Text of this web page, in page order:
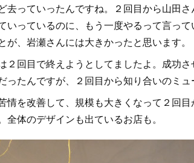
去っていったんですね。２回目から山田
いっているのに、もう一度やるって言っ
が、岩瀬さんには大きかったと思います。
回目で終えようとしてましたよ。成功
ったんですが、２回目から知り合いのミ
情を改善して、規模も大きくなって２回
全体のデザインも出ているお店も。